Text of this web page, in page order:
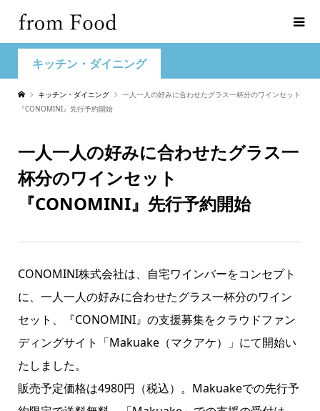
キッチン・ダイニング
キッチン・ダイニング
一人一人の好みに合わせたグラス一杯分のワインセット
『CONOMINI』先行予約開始
一人一人の好みに合わせたグラス一
杯分のワインセット
『CONOMINI』先行予約開始
CONOMINI株式会社は、自宅ワインバーをコンセプト
に、一人一人の好みに合わせたグラス一杯分のワイン
セット、『CONOMINI』の支援募集をクラウドファン
ディングサイト「Makuake（マクアケ）」にて開始い
たしました。
販売予定価格は4980円（税込）。Makuakeでの先行予